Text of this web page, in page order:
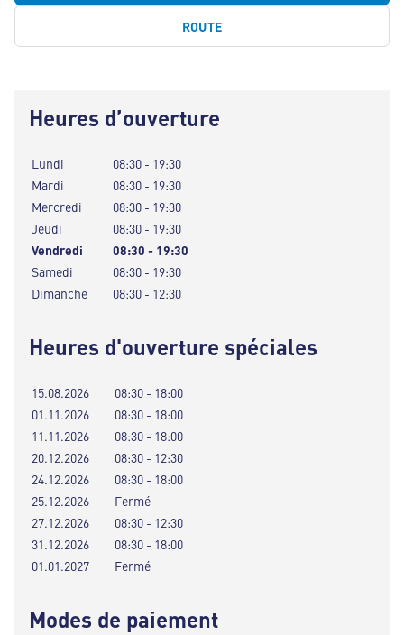
ROUTE
Heures d’ouverture
Lundi
08:30 - 19:30
Mardi
08:30 - 19:30
Mercredi
08:30 - 19:30
Jeudi
08:30 - 19:30
Vendredi
08:30 - 19:30
Samedi
08:30 - 19:30
Dimanche
08:30 - 12:30
Heures d'ouverture spéciales
15.08.2026
08:30 - 18:00
01.11.2026
08:30 - 18:00
11.11.2026
08:30 - 18:00
20.12.2026
08:30 - 12:30
24.12.2026
08:30 - 18:00
25.12.2026
Fermé
27.12.2026
08:30 - 12:30
31.12.2026
08:30 - 18:00
01.01.2027
Fermé
Modes de paiement